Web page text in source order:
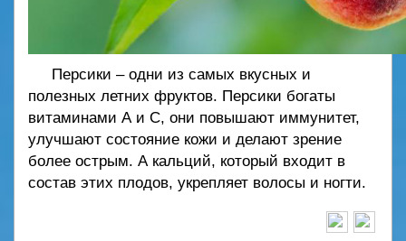
Персики – одни из самых вкусных и
полезных летних фруктов. Персики богаты
витаминами А и С, они повышают иммунитет,
улучшают состояние кожи и делают зрение
более острым. А кальций, который входит в
состав этих плодов, укрепляет волосы и ногти.